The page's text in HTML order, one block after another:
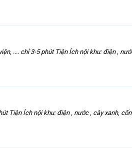
.... chỉ 3-5 phút Tiện Ích nội khu: điện ,
Tiện Ích nội khu: điện , nước , cây xanh,